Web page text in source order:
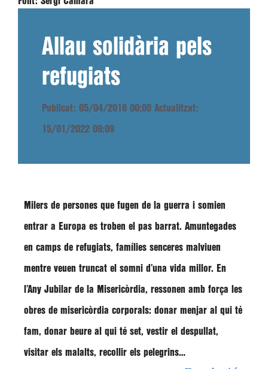
Allau solidària pels
refugiats
Publicat: 05/04/2016 00:00 Actualitzat:
15/01/2022 09:09
Milers de persones que fugen de la guerra i somien
entrar a Europa es troben el pas barrat. Amuntegades
en camps de refugiats, famílies senceres malviuen
mentre veuen truncat el somni d’una vida millor. En
l’Any Jubilar de la Misericòrdia, ressonen amb força les
obres de misericòrdia corporals: donar menjar al qui té
fam, donar beure al qui té set, vestir el despullat,
visitar els malalts, recollir els pelegrins…